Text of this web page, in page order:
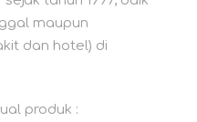
maupun
dan hotel) di
produk :